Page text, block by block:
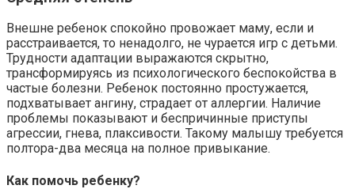
Внешне ребенок спокойно провожает маму, если и
расстраивается, то ненадолго, не чурается игр с детьми.
Трудности адаптации выражаются скрытно,
трансформируясь из психологического беспокойства в
частые болезни. Ребенок постоянно простужается,
подхватывает ангину, страдает от аллергии. Наличие
проблемы показывают и беспричинные приступы
агрессии, гнева, плаксивости. Такому малышу требуется
полтора-два месяца на полное привыкание.
Как помочь ребенку?